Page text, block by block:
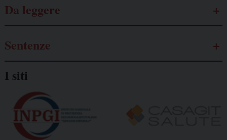
Da leggere
Sentenze
I siti